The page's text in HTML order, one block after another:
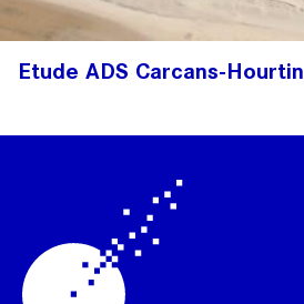
Etude ADS Carcans-Hourtin